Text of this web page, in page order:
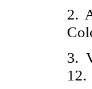
2.
3.
12.